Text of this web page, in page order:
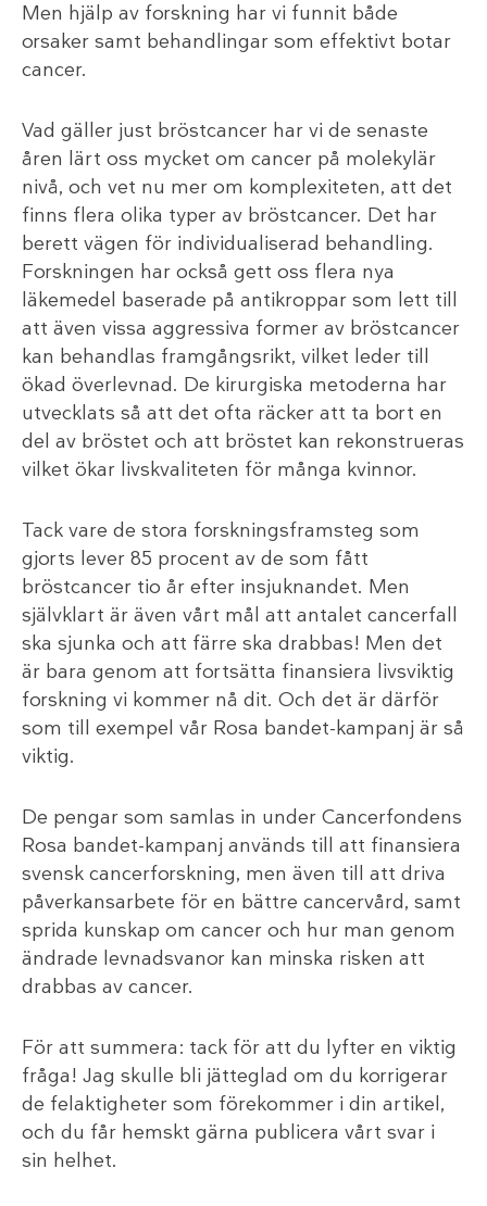
Men hjälp av forskning har vi funnit både
orsaker samt behandlingar som effektivt botar
cancer.
Vad gäller just bröstcancer har vi de senaste
åren lärt oss mycket om cancer på molekylär
nivå, och vet nu mer om komplexiteten, att det
finns flera olika typer av bröstcancer. Det har
berett vägen för individualiserad behandling.
Forskningen har också gett oss flera nya
läkemedel baserade på antikroppar som lett till
att även vissa aggressiva former av bröstcancer
kan behandlas framgångsrikt, vilket leder till
ökad överlevnad. De kirurgiska metoderna har
utvecklats så att det ofta räcker att ta bort en
del av bröstet och att bröstet kan rekonstrueras
vilket ökar livskvaliteten för många kvinnor.
Tack vare de stora forskningsframsteg som
gjorts lever 85 procent av de som fått
bröstcancer tio år efter insjuknandet. Men
självklart är även vårt mål att antalet cancerfall
ska sjunka och att färre ska drabbas! Men det
är bara genom att fortsätta finansiera livsviktig
forskning vi kommer nå dit. Och det är därför
som till exempel vår Rosa bandet-kampanj är så
viktig.
De pengar som samlas in under Cancerfondens
Rosa bandet-kampanj används till att finansiera
svensk cancerforskning, men även till att driva
påverkansarbete för en bättre cancervård, samt
sprida kunskap om cancer och hur man genom
ändrade levnadsvanor kan minska risken att
drabbas av cancer.
För att summera: tack för att du lyfter en viktig
fråga! Jag skulle bli jätteglad om du korrigerar
de felaktigheter som förekommer i din artikel,
och du får hemskt gärna publicera vårt svar i
sin helhet.